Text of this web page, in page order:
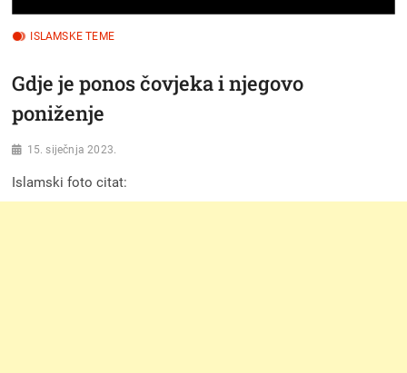
ISLAMSKE TEME
Gdje je ponos čovjeka i njegovo
poniženje
15. siječnja 2023.
Islamski foto citat: